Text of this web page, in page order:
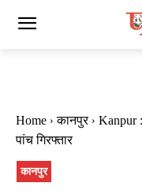
Home कानपुर
Kanpur
पांच गिरफ्तार
कानपुर